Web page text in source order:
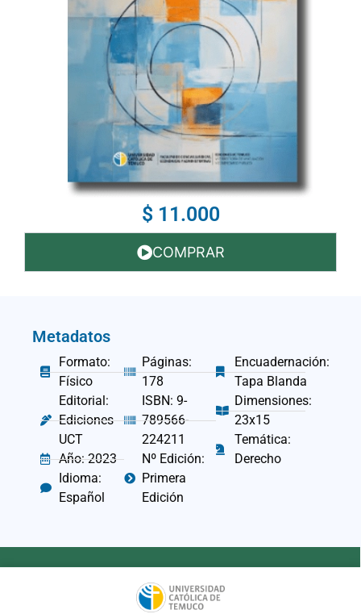
$ 11.000
COMPRAR
Metadatos
Formato:
Físico
Editorial:
Ediciones
UCT
Año: 2023
Idioma:
Español
Páginas:
178
ISBN: 9-
789566-
224211
Nº Edición:
Primera
Edición
Encuadernación:
Tapa Blanda
Dimensiones:
23x15
Temática:
Derecho